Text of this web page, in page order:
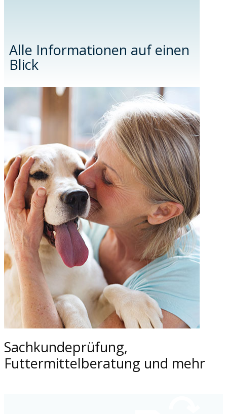
Alle Informationen auf einen
Blick
Sachkundeprüfung,
Futtermittelberatung und mehr